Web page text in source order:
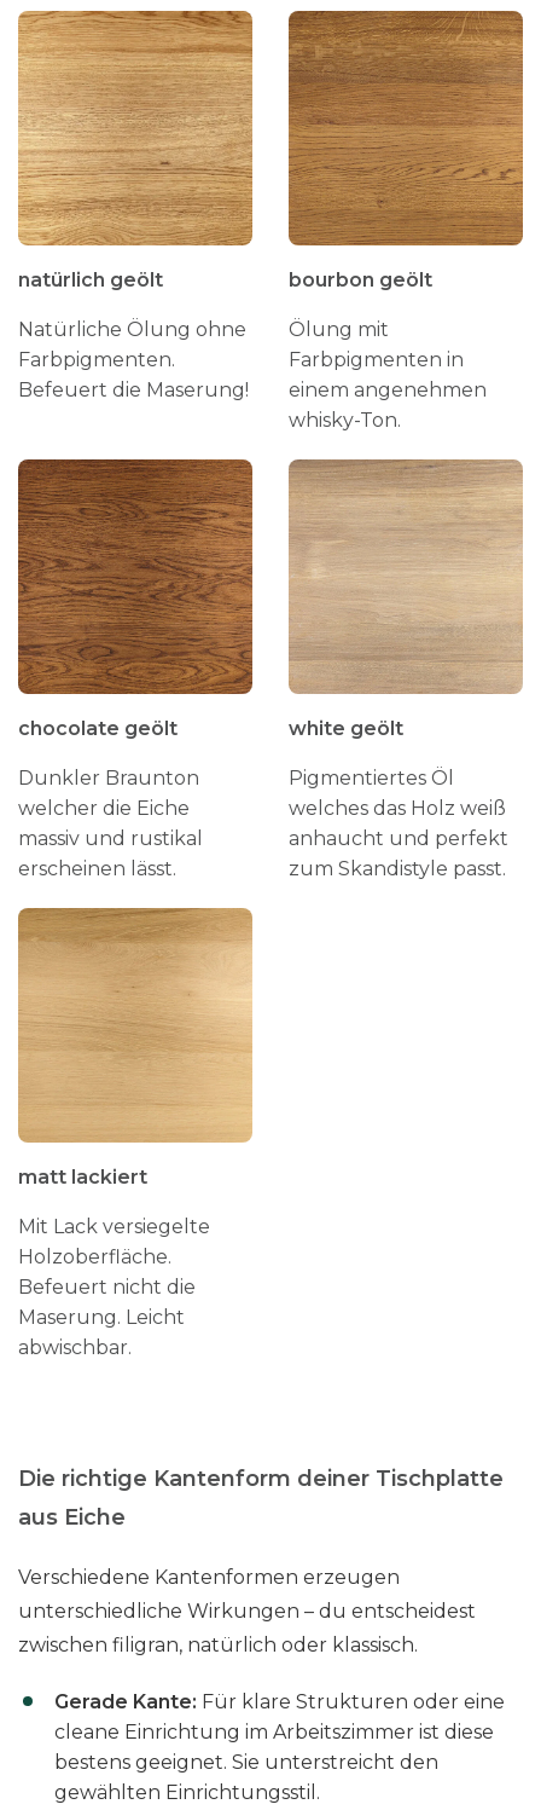
natürlich geölt
Natürliche Ölung ohne
Farbpigmenten.
Befeuert die Maserung!
bourbon geölt
Ölung mit
Farbpigmenten in
einem angenehmen
whisky-Ton.
chocolate geölt
Dunkler Braunton
welcher die Eiche
massiv und rustikal
erscheinen lässt.
white geölt
Pigmentiertes Öl
welches das Holz weiß
anhaucht und perfekt
zum Skandistyle passt.
matt lackiert
Mit Lack versiegelte
Holzoberfläche.
Befeuert nicht die
Maserung. Leicht
abwischbar.
Die richtige Kantenform deiner Tischplatte
aus Eiche
Verschiedene Kantenformen erzeugen
unterschiedliche Wirkungen – du entscheidest
zwischen filigran, natürlich oder klassisch.
Gerade Kante: Für klare Strukturen oder eine
cleane Einrichtung im Arbeitszimmer ist diese
bestens geeignet. Sie unterstreicht den
gewählten Einrichtungsstil.